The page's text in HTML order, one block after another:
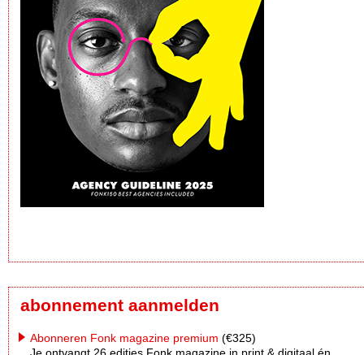
abonnement aanmelden
Abonneren Fonk magazine premium (€325)
Je ontvangt 26 edities Fonk magazine in print & digitaal én